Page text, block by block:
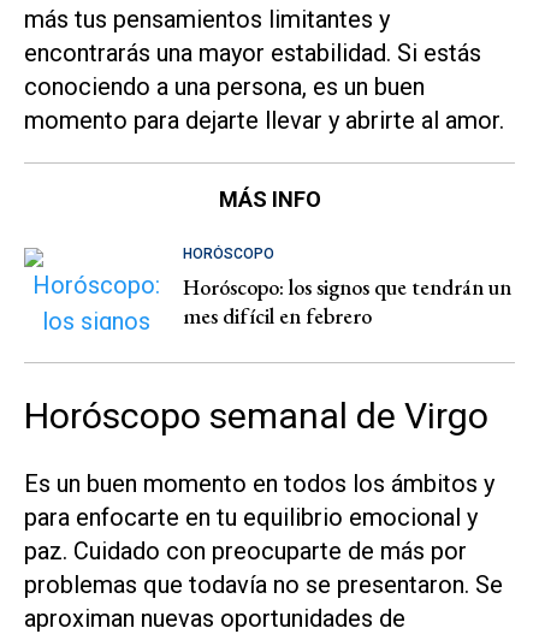
más tus pensamientos limitantes y
encontrarás una mayor estabilidad. Si estás
conociendo a una persona, es un buen
momento para dejarte llevar y abrirte al amor.
MÁS INFO
HORÓSCOPO
Horóscopo: los signos que tendrán un
mes difícil en febrero
Horóscopo semanal de Virgo
Es un buen momento en todos los ámbitos y
para enfocarte en tu equilibrio emocional y
paz. Cuidado con preocuparte de más por
problemas que todavía no se presentaron. Se
aproximan nuevas oportunidades de